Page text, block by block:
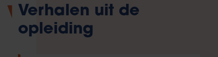
Verhalen uit de
opleiding